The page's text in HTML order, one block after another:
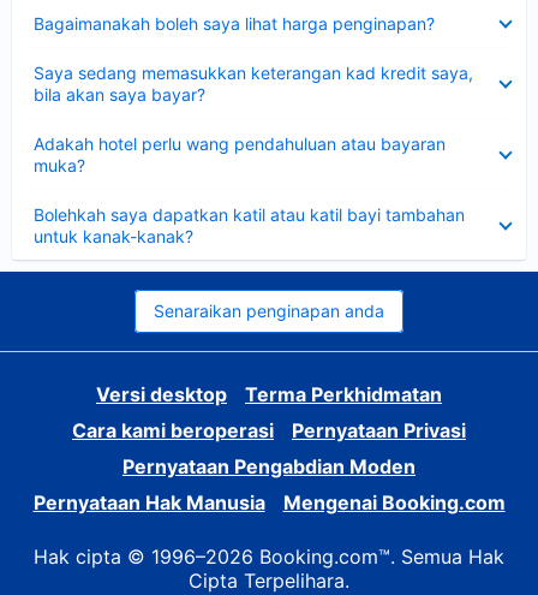
Bagaimanakah boleh saya lihat harga penginapan?
Saya sedang memasukkan keterangan kad kredit saya,
bila akan saya bayar?
Adakah hotel perlu wang pendahuluan atau bayaran
muka?
Bolehkah saya dapatkan katil atau katil bayi tambahan
untuk kanak-kanak?
Senaraikan penginapan anda
Versi desktop
Terma Perkhidmatan
Cara kami beroperasi
Pernyataan Privasi
Pernyataan Pengabdian Moden
Pernyataan Hak Manusia
Mengenai Booking.com
Hak cipta © 1996–2026 Booking.com™. Semua Hak
Cipta Terpelihara.